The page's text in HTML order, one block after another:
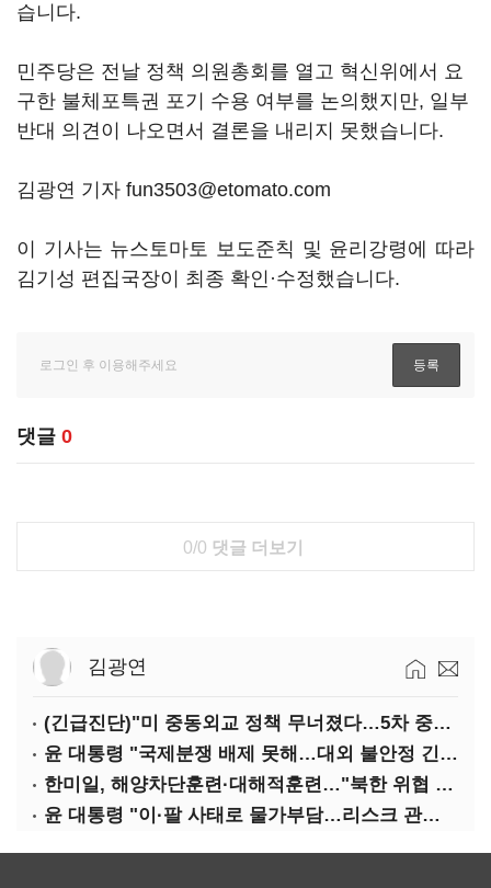
습니다.
민주당은 전날 정책 의원총회를 열고 혁신위에서 요
구한 불체포특권 포기 수용 여부를 논의했지만, 일부
반대 의견이 나오면서 결론을 내리지 못했습니다.
김광연 기자 fun3503@etomato.com
이 기사는 뉴스토마토 보도준칙 및 윤리강령에 따라
김기성 편집국장이 최종 확인·수정했습니다.
댓글 0
0/0 댓글 더보기
김광연
(긴급진단)"미 중동외교 정책 무너졌다…5차 중동전 가능성은 낮아"
윤 대통령 "국제분쟁 배제 못해…대외 불안정 긴밀대응"
한미일, 해양차단훈련·대해적훈련…"북한 위협 억제"
윤 대통령 "이·팔 사태로 물가부담…리스크 관리 만전 기해야"